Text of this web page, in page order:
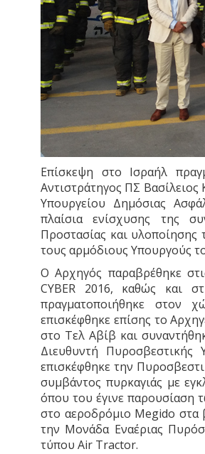
Επίσκεψη στο Ισραήλ
Αντιστράτηγος ΠΣ
Υπουργείου Δημόσιας
πλαίσια ενίσχυσης της
Προστασίας και
τους αρμόδιους Υπουργούς
Ο Αρχηγός παραβρέθηκε
CYBER 2016, καθώς και
πραγματοποιήθηκε στον
επισκέφθηκε επίσης το
στο Τελ Αβίβ και
Διευθυντή
επισκέφθηκε την
συμβάντος πυρκαγιάς με
όπου του έγινε παρουσίαση
στο αεροδρόμιο Megido στα
την Μονάδα Εναέριας
τύπου Air Tractor.